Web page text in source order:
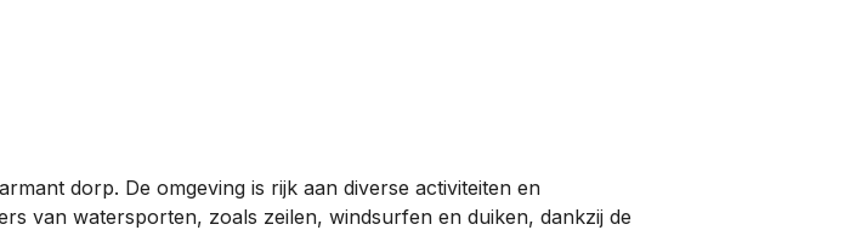
dorp. De omgeving is rijk aan diverse activiteiten en
van watersporten, zoals zeilen, windsurfen en duiken, dankzij de